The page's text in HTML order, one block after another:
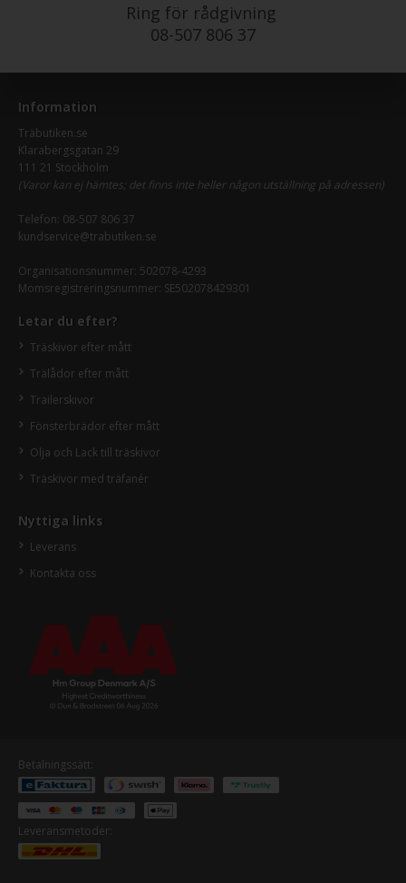
Ring för rådgivning
08-507 806 37
Information
Träbutiken.se
Klarabergsgatan 29
111 21 Stockholm
(Varor kan ej hämtes; det finns inte heller någon utställning på adressen)
Telefon: 08-507 806 37
kundservice@trabutiken.se
Organisationsnummer: 502078-4293
Momsregistreringsnummer: SE502078429301
Letar du efter?
Träskivor efter mått
Trälådor efter mått
Trailerskivor
Fönsterbrädor efter mått
Olja och Lack till träskivor
Träskivor med träfanér
Nyttiga links
Leverans
Kontakta oss
Betalningssätt:
Leveransmetoder: